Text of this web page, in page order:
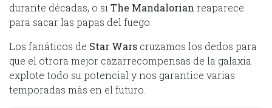
durante décadas, o si The Mandalorian reaparece
para sacar las papas del fuego.
Los fanáticos de Star Wars cruzamos los dedos para
que el otrora mejor cazarrecompensas de la galaxia
explote todo su potencial y nos garantice varias
temporadas más en el futuro.